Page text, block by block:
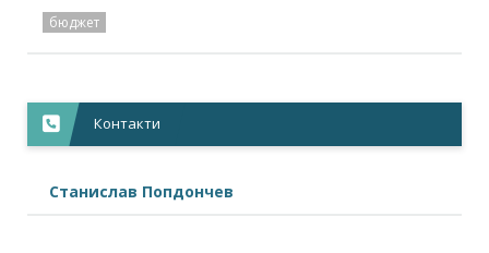
бюджет
Контакти
Станислав Попдончев